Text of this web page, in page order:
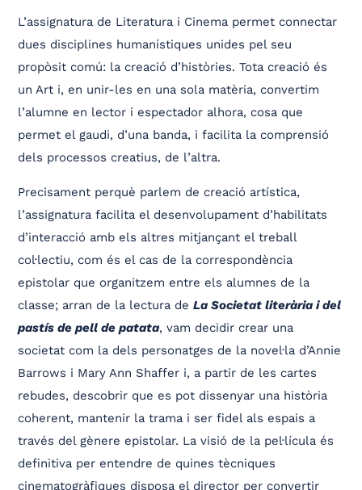
L’assignatura de Literatura i Cinema permet connectar
dues disciplines humanístiques unides pel seu
propòsit comú: la creació d’històries. Tota creació és
un Art i, en unir-les en una sola matèria, convertim
l’alumne en lector i espectador alhora, cosa que
permet el gaudi, d’una banda, i facilita la comprensió
dels processos creatius, de l’altra.
Precisament perquè parlem de creació artística,
l’assignatura facilita el desenvolupament d’habilitats
d’interacció amb els altres mitjançant el treball
col·lectiu, com és el cas de la correspondència
epistolar que organitzem entre els alumnes de la
classe; arran de la lectura deLa Societat literària i del
pastís de pell de patata, vam decidir crear una
societat com la dels personatges de la novel·la d’Annie
Barrows i Mary Ann Shaffer i, a partir de les cartes
rebudes, descobrir que es pot dissenyar una història
coherent, mantenir la trama i ser fidel als espais a
través del gènere epistolar. La visió de la pel·lícula és
definitiva per entendre de quines tècniques
cinematogràfiques disposa el director per convertir